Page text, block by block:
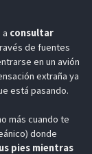
consultar
de fuentes
en un avión
extraña ya
está pasando.
más cuando te
donde
pies mientras